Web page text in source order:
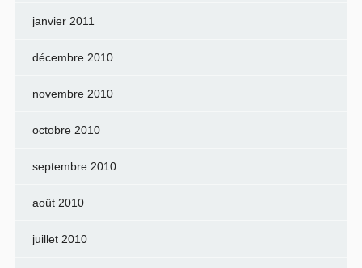
janvier 2011
décembre 2010
novembre 2010
octobre 2010
septembre 2010
août 2010
juillet 2010